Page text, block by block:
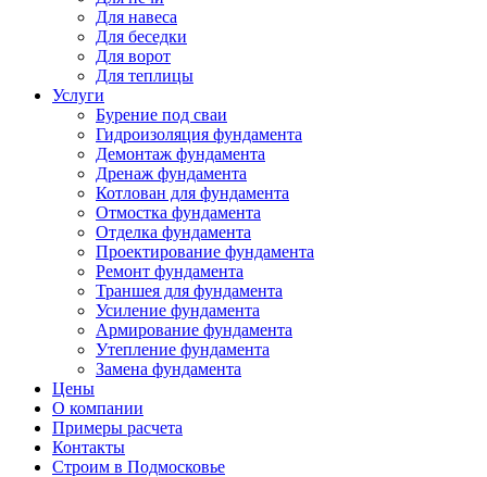
Для навеса
Для беседки
Для ворот
Для теплицы
Услуги
Бурение под сваи
Гидроизоляция фундамента
Демонтаж фундамента
Дренаж фундамента
Котлован для фундамента
Отмостка фундамента
Отделка фундамента
Проектирование фундамента
Ремонт фундамента
Траншея для фундамента
Усиление фундамента
Армирование фундамента
Утепление фундамента
Замена фундамента
Цены
О компании
Примеры расчета
Контакты
Строим в Подмосковье